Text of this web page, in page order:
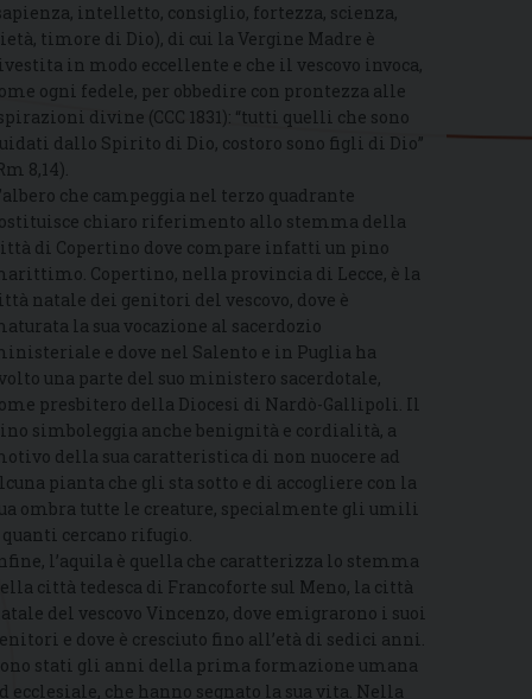
intelletto, consiglio, fortezza, scienza,
timore di Dio), di cui la Vergine Madre è
in modo eccellente e che il vescovo invoca,
ogni fedele, per obbedire con prontezza alle
divine (CCC 1831): “tutti quelli che sono
dallo Spirito di Dio, costoro sono figli di Dio”
8,14).
che campeggia nel terzo quadrante
chiaro riferimento allo stemma della
di Copertino dove compare infatti un pino
Copertino, nella provincia di Lecce, è la
natale dei genitori del vescovo, dove è
la sua vocazione al sacerdozio
e dove nel Salento e in Puglia ha
una parte del suo ministero sacerdotale,
presbitero della Diocesi di Nardò-Gallipoli. Il
simboleggia anche benignità e cordialità, a
della sua caratteristica di non nuocere ad
pianta che gli sta sotto e di accogliere con la
ombra tutte le creature, specialmente gli umili
quanti cercano rifugio.
l’aquila è quella che caratterizza lo stemma
città tedesca di Francoforte sul Meno, la città
del vescovo Vincenzo, dove emigrarono i suoi
e dove è cresciuto fino all’età di sedici anni.
stati gli anni della prima formazione umana
ecclesiale, che hanno segnato la sua vita. Nella